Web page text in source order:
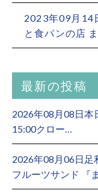
2023年09月14
と食パンの店
最新の投稿
2026年08月08日本
15:00クロー…
2026年08月06日足
フルーツサンド 『